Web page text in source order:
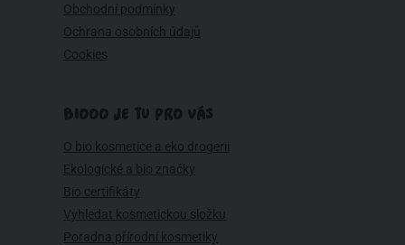
Obchodní podmínky
Ochrana osobních údajů
Cookies
BIOOO JE TU PRO VÁS
O bio kosmetice a eko drogerii
Ekologické a bio značky
Bio certifikáty
Vyhledat kosmetickou složku
Poradna přírodní kosmetiky